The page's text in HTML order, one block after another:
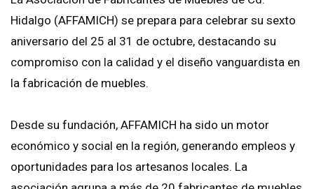
Hidalgo (AFFAMICH) se prepara para celebrar su sexto
aniversario del 25 al 31 de octubre, destacando su
compromiso con la calidad y el diseño vanguardista en
la fabricación de muebles.
Desde su fundación, AFFAMICH ha sido un motor
económico y social en la región, generando empleos y
oportunidades para los artesanos locales. La